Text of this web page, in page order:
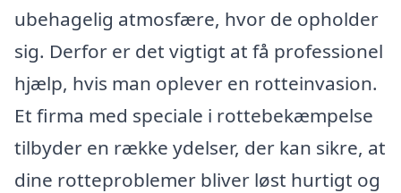
ubehagelig atmosfære, hvor de opholder
sig. Derfor er det vigtigt at få professionel
hjælp, hvis man oplever en rotteinvasion.
Et firma med speciale i rottebekæmpelse
tilbyder en række ydelser, der kan sikre, at
dine rotteproblemer bliver løst hurtigt og